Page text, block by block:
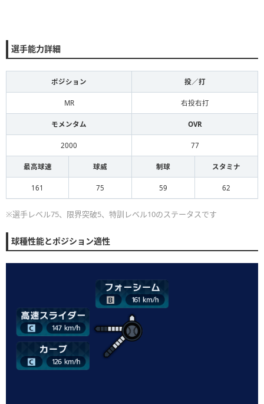
選手能力詳細
ポジション 投／打
MR 右投右打
モメンタム OVR
2000 77
最高球速 球威 制球 スタミナ
161 75 59 62
※選手レベル75、限界突破5、特訓レベル10のステータスです
球種性能とポジション適性